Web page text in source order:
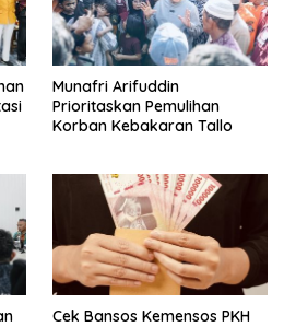
Munafri Arifuddin
Prioritaskan Pemulihan
Korban Kebakaran Tallo
Cek Bansos Kemensos PKH